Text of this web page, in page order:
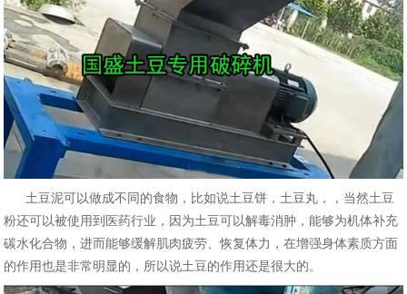
土豆泥可以做成不同的食物，比如说土豆饼，土豆丸，，当然土豆
粉还可以被使用到医药行业，因为土豆可以解毒消肿，能够为机体补充
碳水化合物，进而能够缓解肌肉疲劳、恢复体力，在增强身体素质方面
的作用也是非常明显的，所以说土豆的作用还是很大的。